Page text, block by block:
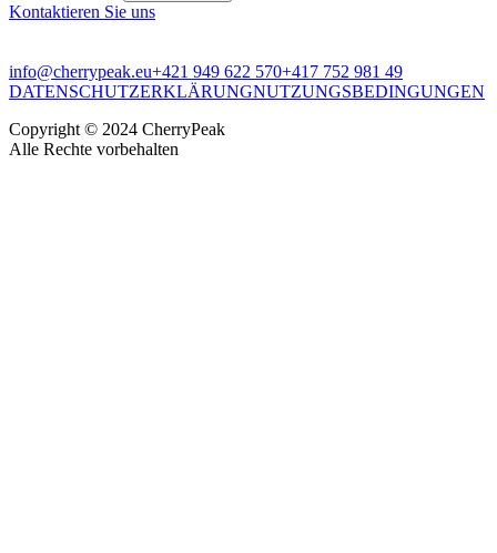
Kontaktieren Sie uns
info@cherrypeak.eu+421 949 622 570+417 752 981 49
DATENSCHUTZERKLÄRUNGNUTZUNGSBEDINGUNGEN
Copyright © 2024 CherryPeak
Alle Rechte vorbehalten